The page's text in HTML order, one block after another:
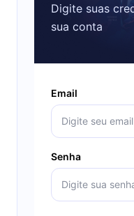
Digite suas
sua conta
Email
Senha